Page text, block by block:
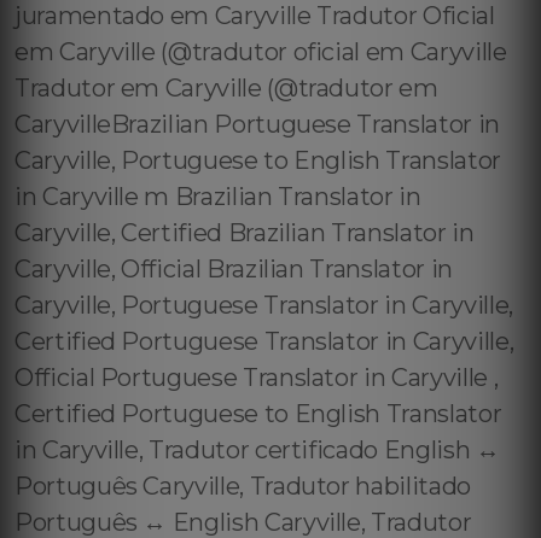
juramentado em Caryville Tradutor Oficial
em Caryville (@tradutor oficial em Caryville
Tradutor em Caryville (@tradutor em
CaryvilleBrazilian Portuguese Translator in
Caryville, Portuguese to English Translator
in Caryville m Brazilian Translator in
Caryville, Certified Brazilian Translator in
Caryville, Official Brazilian Translator in
Caryville, Portuguese Translator in Caryville,
Certified Portuguese Translator in Caryville,
Official Portuguese Translator in Caryville ,
Certified Portuguese to English Translator
in Caryville, Tradutor certificado English ↔️
Português Caryville, Tradutor habilitado
Português ↔️ English Caryville, Tradutor